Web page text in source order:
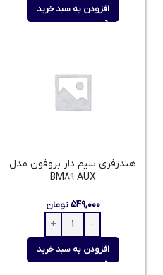
افزودن به سبد خرید
هندزفری سیم دار بروفون مدل
BM89 AUX
۵۴۹,۰۰۰ تومان
افزودن به سبد خرید